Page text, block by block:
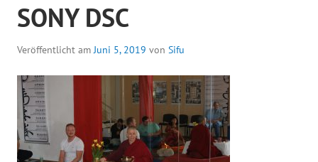
SONY DSC
Veröffentlicht amJuni 5, 2019 von Sifu